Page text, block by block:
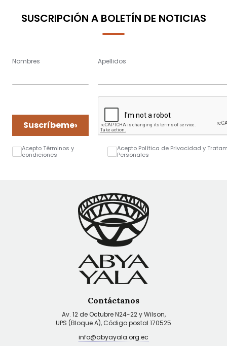
SUSCRIPCIÓN A BOLETÍN DE NOTICIAS
Nombres Apellidos
Suscríbeme›
Acepto Términos y
condiciones
Acepto Política de Privacidad y
Personales
Contáctanos
Av. 12 de Octubre N24-22 y Wilson,
UPS (Bloque A), Código postal 170525
info@abyayala.org.ec